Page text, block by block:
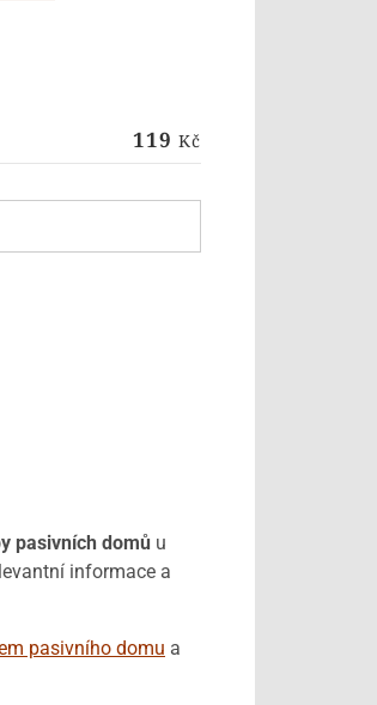
119 Kč
pasivních domů u
informace a
pasivního domu a